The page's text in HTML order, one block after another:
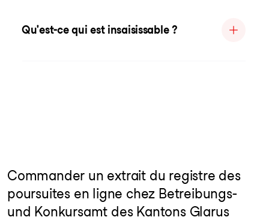
Qu'est-ce qui est insaisissable ?
Commander un extrait du registre des
poursuites en ligne chez Betreibungs-
und Konkursamt des Kantons Glarus